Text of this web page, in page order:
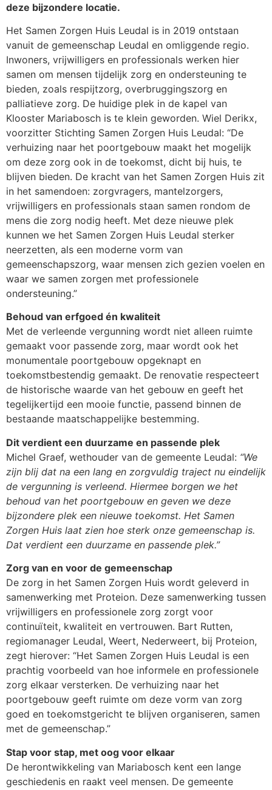
deze bijzondere locatie.
Het Samen Zorgen Huis Leudal is in 2019 ontstaan
vanuit de gemeenschap Leudal en omliggende regio.
Inwoners, vrijwilligers en professionals werken hier
samen om mensen tijdelijk zorg en ondersteuning te
bieden, zoals respijtzorg, overbruggingszorg en
palliatieve zorg. De huidige plek in de kapel van
Klooster Mariabosch is te klein geworden. Wiel Derikx,
voorzitter Stichting Samen Zorgen Huis Leudal: “De
verhuizing naar het poortgebouw maakt het mogelijk
om deze zorg ook in de toekomst, dicht bij huis, te
blijven bieden. De kracht van het Samen Zorgen Huis zit
in het samendoen: zorgvragers, mantelzorgers,
vrijwilligers en professionals staan samen rondom de
mens die zorg nodig heeft. Met deze nieuwe plek
kunnen we het Samen Zorgen Huis Leudal sterker
neerzetten, als een moderne vorm van
gemeenschapszorg, waar mensen zich gezien voelen en
waar we samen zorgen met professionele
ondersteuning.”
Behoud van erfgoed én kwaliteit
Met de verleende vergunning wordt niet alleen ruimte
gemaakt voor passende zorg, maar wordt ook het
monumentale poortgebouw opgeknapt en
toekomstbestendig gemaakt. De renovatie respecteert
de historische waarde van het gebouw en geeft het
tegelijkertijd een mooie functie, passend binnen de
bestaande maatschappelijke bestemming.
Dit verdient een duurzame en passende plek
Michel Graef, wethouder van de gemeente Leudal: “We
zijn blij dat na een lang en zorgvuldig traject nu eindelijk
de vergunning is verleend. Hiermee borgen we het
behoud van het poortgebouw en geven we deze
bijzondere plek een nieuwe toekomst. Het Samen
Zorgen Huis laat zien hoe sterk onze gemeenschap is.
Dat verdient een duurzame en passende plek.”
Zorg van en voor de gemeenschap
De zorg in het Samen Zorgen Huis wordt geleverd in
samenwerking met Proteion. Deze samenwerking tussen
vrijwilligers en professionele zorg zorgt voor
continuïteit, kwaliteit en vertrouwen. Bart Rutten,
regiomanager Leudal, Weert, Nederweert, bij Proteion,
zegt hierover: “Het Samen Zorgen Huis Leudal is een
prachtig voorbeeld van hoe informele en professionele
zorg elkaar versterken. De verhuizing naar het
poortgebouw geeft ruimte om deze vorm van zorg
goed en toekomstgericht te blijven organiseren, samen
met de gemeenschap.”
Stap voor stap, met oog voor elkaar
De herontwikkeling van Mariabosch kent een lange
geschiedenis en raakt veel mensen. De gemeente